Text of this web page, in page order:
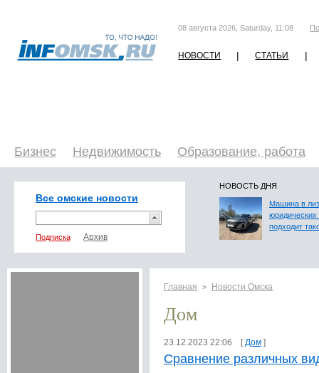
08 августа 2026, Saturday, 11:08
НОВОСТИ | СТАТЬИ |
Бизнес Недвижимость Образование, работа
Все омские новости
Подписка
НОВОСТЬ ДНЯ
Машина в
юридических
подходит
Главная > Новости Омска
Дом
23.12.2023 22:06 [ Дом ]
Сравнение различных